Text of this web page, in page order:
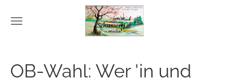
OB-Wahl: Wer 'in und